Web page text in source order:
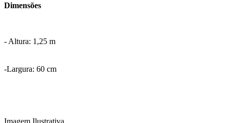
Dimensões
- Altura: 1,25 m
-Largura: 60 cm
Imagem Ilustrativa.